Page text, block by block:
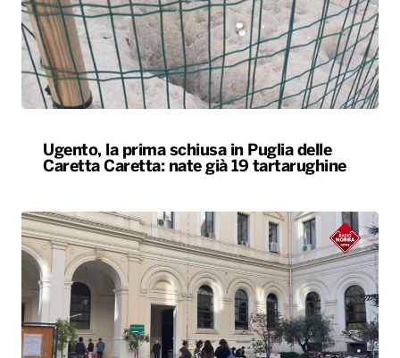
Ugento, la prima schiusa in Puglia delle
Caretta Caretta: nate già 19 tartarughine